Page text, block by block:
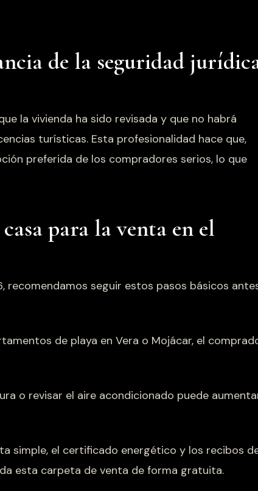
de la seguridad
la vivienda ha sido revisada y que no habrá
turísticas. Esta profesionalidad hace que,
preferida de los compradores serios, lo que
para la venta en el
recomendamos seguir estos pasos básicos
de playa en Vera o Mojácar, el
o revisar el aire acondicionado puede
simple, el certificado energético y los recibos
esta carpeta de venta de forma gratuita.